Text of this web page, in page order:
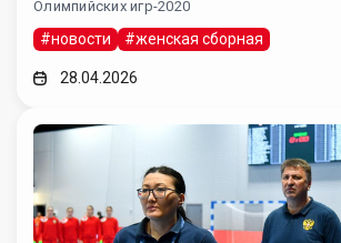
Олимпийских игр-2020
#новости #женская сборная
28.04.2026